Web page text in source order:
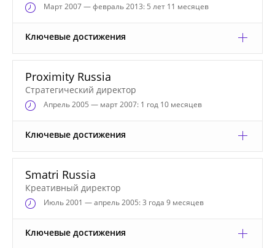
Март2007 — февраль 2013: 5 лет 11 месяцев
Ключевые достижения
Proximity Russia
Стратегический директор
Апрель2005 — март 2007: 1 год 10 месяцев
Ключевые достижения
Smatri Russia
Креативный директор
Июль2001 — апрель 2005: 3 года 9 месяцев
Ключевые достижения